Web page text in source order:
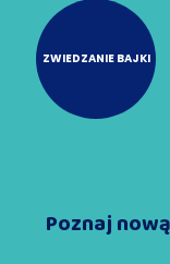
ZWIEDZANIE BAJKI
Poznaj